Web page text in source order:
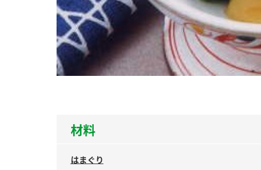
材料
はまぐり